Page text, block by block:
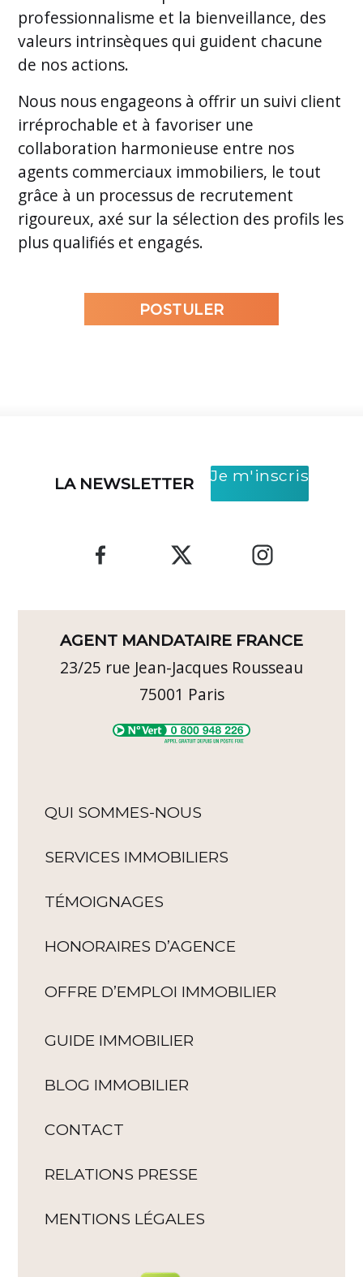
professionnalisme et la bienveillance, des
valeurs intrinsèques qui guident chacune
de nos actions.
Nous nous engageons à offrir un suivi client
irréprochable et à favoriser une
collaboration harmonieuse entre nos
agents commerciaux immobiliers, le tout
grâce à un processus de recrutement
rigoureux, axé sur la sélection des profils les
plus qualifiés et engagés.
POSTULER
LA NEWSLETTER Je m'inscris
AGENT MANDATAIRE FRANCE
23/25 rue Jean-Jacques Rousseau
75001 Paris
QUI SOMMES-NOUS
SERVICES IMMOBILIERS
TÉMOIGNAGES
HONORAIRES D’AGENCE
OFFRE D’EMPLOI IMMOBILIER
GUIDE IMMOBILIER
BLOG IMMOBILIER
CONTACT
RELATIONS PRESSE
MENTIONS LÉGALES